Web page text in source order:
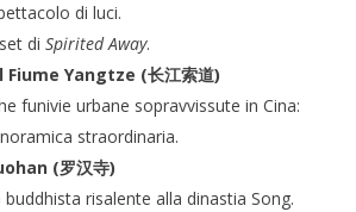
di luci.
di Spirited Away.
Fiume Yangtze (长江索道)
funivie urbane sopravvissute in Cina:
straordinaria.
(罗汉寺)
risalente alla dinastia Song.